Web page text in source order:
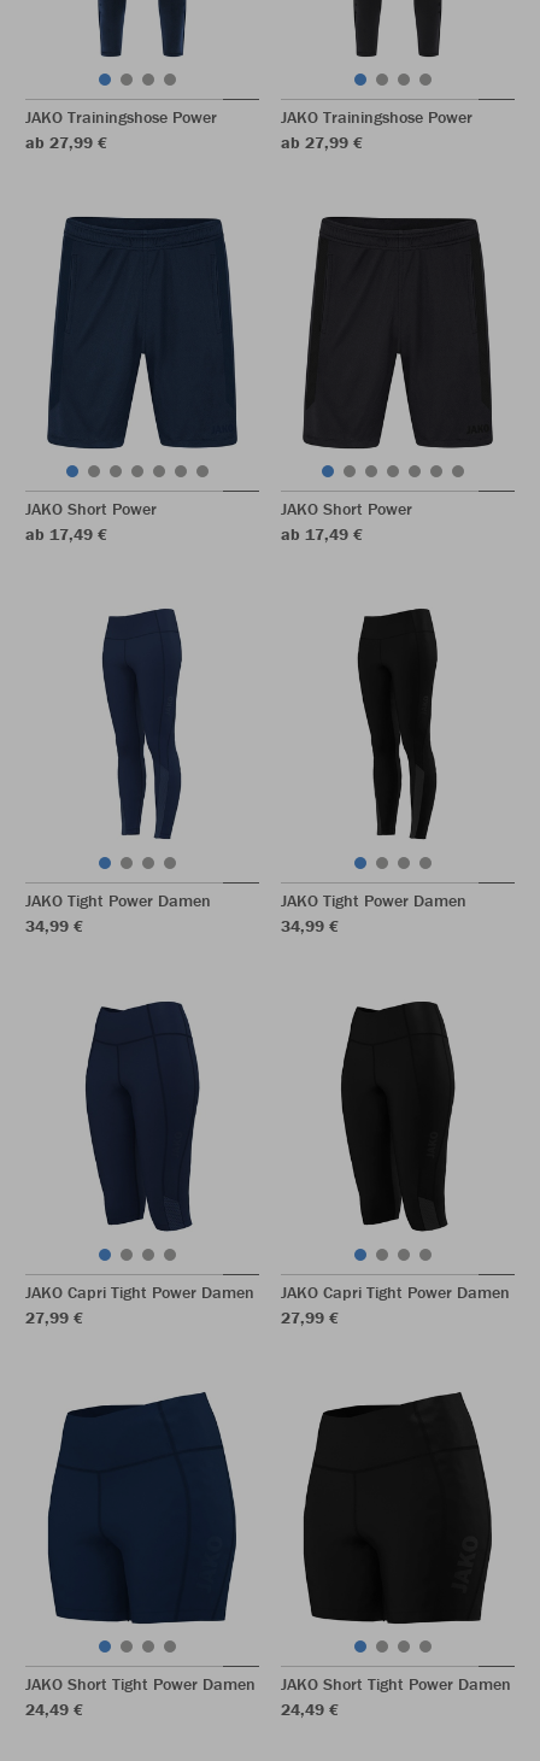
JAKO Trainingshose Power
ab 27,99 €
JAKO Trainingshose Power
ab 27,99 €
JAKO Short Power
ab 17,49 €
JAKO Short Power
ab 17,49 €
JAKO Tight Power Damen
34,99 €
JAKO Tight Power Damen
34,99 €
JAKO Capri Tight Power Damen
27,99 €
JAKO Capri Tight Power Damen
27,99 €
JAKO Short Tight Power Damen
24,49 €
JAKO Short Tight Power Damen
24,49 €